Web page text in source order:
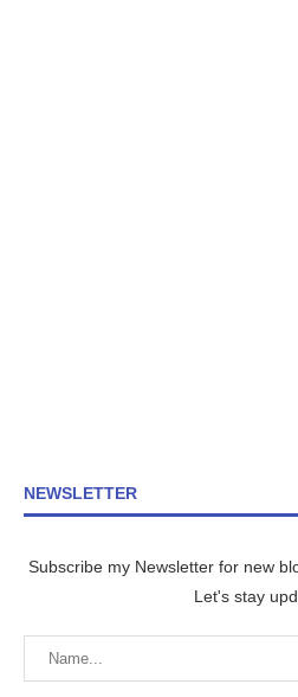
NEWSLETTER
Subscribe my Newsletter for new
Let's stay